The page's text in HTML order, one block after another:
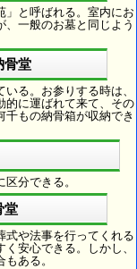
」と呼ばれる。室内にお
一般のお墓と同じよう
骨堂
る。お参りする時は、
的に運ばれて来て、その
もの納骨箱が収納でき
分できる。
堂
式や法事を行ってくれる
安心できる。しかし、
ある。